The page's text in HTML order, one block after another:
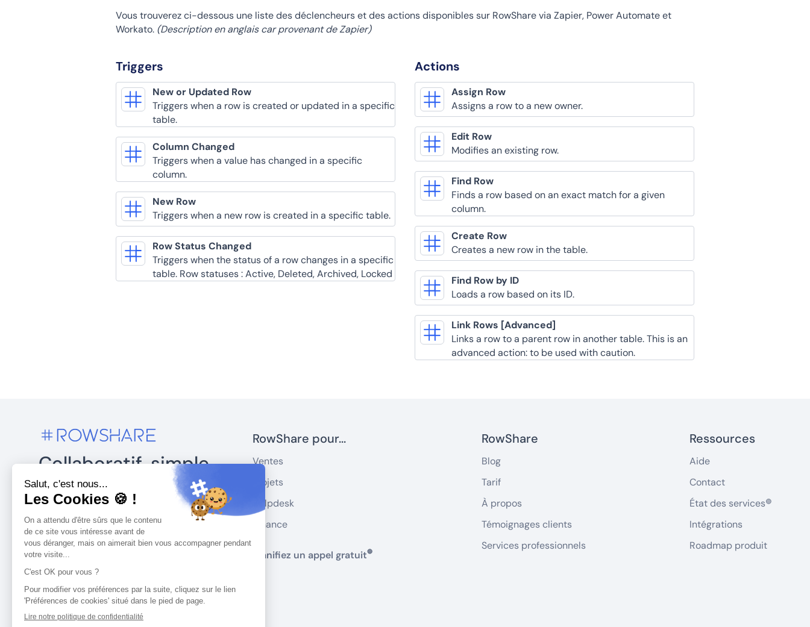
Vous trouverez ci-dessous une liste des déclencheurs et des actions disponibles sur RowShare via Zapier, Power Automate et
Workato. (Description en anglais car provenant de Zapier)
Triggers
New or Updated Row
Triggers when a row is created or updated in a specific
table.
Column Changed
Triggers when a value has changed in a specific
column.
New Row
Triggers when a new row is created in a specific table.
Row Status Changed
Triggers when the status of a row changes in a specific
table. Row statuses : Active, Deleted, Archived, Locked
Actions
Assign Row
Assigns a row to a new owner.
Edit Row
Modifies an existing row.
Find Row
Finds a row based on an exact match for a given
column.
Create Row
Creates a new row in the table.
Find Row by ID
Loads a row based on its ID.
Link Rows [Advanced]
Links a row to a parent row in another table. This is an
advanced action: to be used with caution.
Collaboratif, simple
et fiable.
RowShare vous aide à réunir et
analyser les données en combinant
simplicité et confidentialité.
RowShare pour...
Ventes
Projets
Helpdesk
Finance
Planifiez un appel gratuit🔵
RowShare
Blog
Tarif
À propos
Témoignages clients
Services professionnels
Ressources
Aide
Contact
État des services🟢
Intégrations
Roadmap produit